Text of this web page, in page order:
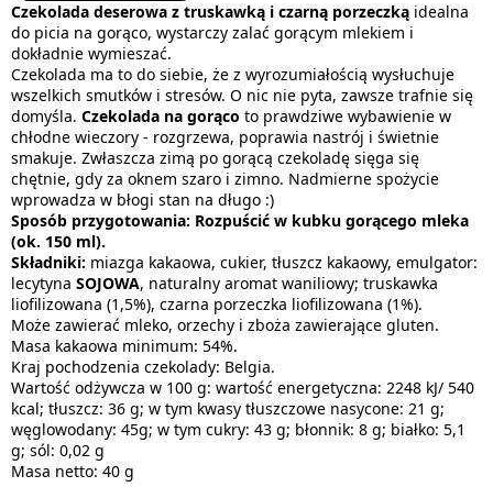
Czekolada deserowa z truskawką i czarną porzeczką idealna
do picia na gorąco, wystarczy zalać gorącym mlekiem i
dokładnie wymieszać.
Czekolada ma to do siebie, że z wyrozumiałością wysłuchuje
wszelkich smutków i stresów. O nic nie pyta, zawsze trafnie się
domyśla. Czekolada na gorąco to prawdziwe wybawienie w
chłodne wieczory - rozgrzewa, poprawia nastrój i świetnie
smakuje. Zwłaszcza zimą po gorącą czekoladę sięga się
chętnie, gdy za oknem szaro i zimno. Nadmierne spożycie
wprowadza w błogi stan na długo :)
Sposób przygotowania: Rozpuścić w kubku gorącego mleka
(ok. 150 ml).
Składniki: miazga kakaowa, cukier, tłuszcz kakaowy, emulgator:
lecytyna SOJOWA, naturalny aromat waniliowy; truskawka
liofilizowana (1,5%), czarna porzeczka liofilizowana (1%).
Może zawierać mleko, orzechy i zboża zawierające gluten.
Masa kakaowa minimum: 54%.
Kraj pochodzenia czekolady: Belgia.
Wartość odżywcza w 100 g: wartość energetyczna: 2248 kJ/ 540
kcal; tłuszcz: 36 g; w tym kwasy tłuszczowe nasycone: 21 g;
węglowodany: 45g; w tym cukry: 43 g; błonnik: 8 g; białko: 5,1
g; sól: 0,02 g
Masa netto: 40 g